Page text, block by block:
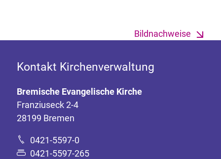
Bildnachweise
Kontakt Kirchenverwaltung
Bremische Evangelische Kirche
Franziuseck 2-4
28199 Bremen
0421-5597-0
0421-5597-265